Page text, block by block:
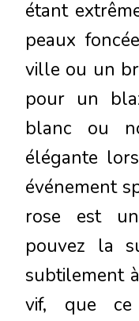
étant
peaux
ville ou un
pour un
blanc ou
élégante
événement
rose est
pouvez la
subtilement
vif, que